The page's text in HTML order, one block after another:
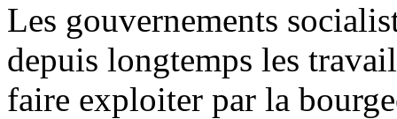
Les gouvernements
depuis longtemps les
faire exploiter par la